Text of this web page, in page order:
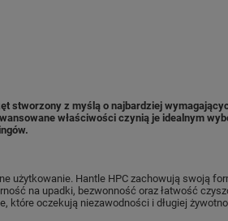
stworzony z myślą o najbardziej
właściwości czynią je idealnym
użytkowanie. Hantle HPC zachowują swoją
na upadki, bezwonność oraz łatwość
które oczekują niezawodności i długiej